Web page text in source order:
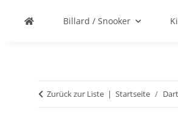
Billard / Snooker
Zurück zur Liste Startseite Dart